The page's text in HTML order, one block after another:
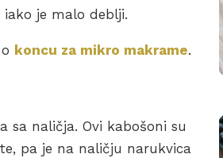
iako je malo deblji.
koncu za mikro makrame.
sa naličja. Ovi kabošoni su
pa je na naličju narukvica